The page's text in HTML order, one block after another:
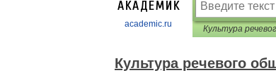
academic.ru
Культура речевого